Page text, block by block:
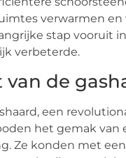
verwarmen
stap vooruit
verbeterde.
van de
een
het gemak
Ze konden met